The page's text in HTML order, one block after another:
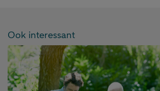
Ook interessant